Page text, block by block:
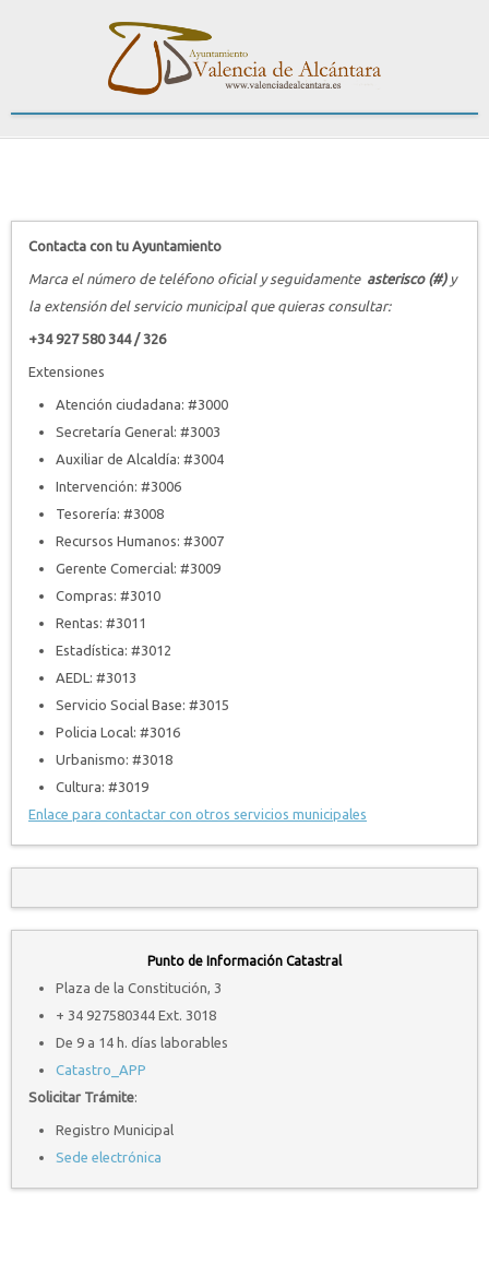
Contacta con tu Ayuntamiento
Marca el número de teléfono oficial y seguidamente asterisco (#)y
la extensión del servicio municipal que quieras consultar:
+34 927 580 344 / 326
Extensiones
Atención ciudadana: #3000
Secretaría General: #3003
Auxiliar de Alcaldía: #3004
Intervención: #3006
Tesorería: #3008
Recursos Humanos: #3007
Gerente Comercial: #3009
Compras: #3010
Rentas: #3011
Estadística: #3012
AEDL: #3013
Servicio Social Base: #3015
Policia Local: #3016
Urbanismo: #3018
Cultura: #3019
Enlace para contactar con otros servicios municipales
Punto de Información Catastral
Plaza de la Constitución, 3
+ 34 927580344 Ext. 3018
De 9 a 14 h. días laborables
Catastro_APP
Solicitar Trámite:
Registro Municipal
Sede electrónica